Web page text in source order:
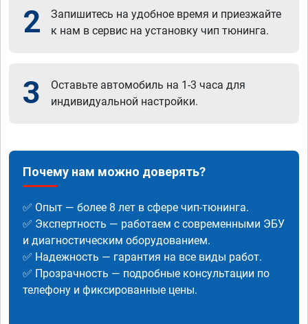
2
Запишитесь на удобное время и приезжайте
к нам в сервис на установку чип тюнинга.
3
Оставьте автомобиль на 1-3 часа для
индивидуальной настройки.
Почему нам можно доверять?
✅ Опыт — более 8 лет в сфере чип-тюнинга.
✅ Экспертность — работаем с современными ЭБУ
и диагностическим оборудованием.
✅ Надежность — гарантия на все виды работ.
✅ Прозрачность — подробные консультации по
телефону и фиксированные цены.